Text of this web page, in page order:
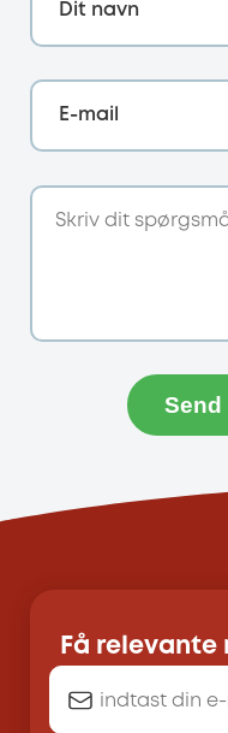
Dit navn
E-mail
Få relevante